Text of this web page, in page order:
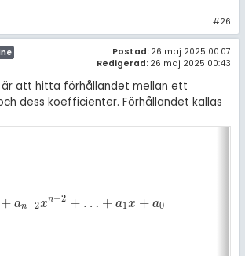
#26
Postad: 26 maj 2025 00:07
Redigerad: 26 maj 2025 00:43
att hitta förhållandet mellan ett
dess koefficienter. Förhållandet kallas
+ an−2xn−2 + … + a1x + a0
2x n-2+…+a1x +a 0